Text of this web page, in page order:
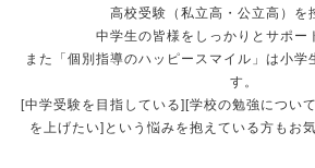
高校受験（私立高・公立高）を
中学生の皆様をしっかりとサポー
また「個別指導のハッピースマイル」は小学
す。
[中学受験を目指している][学校の勉強につい
を上げたい]という悩みを抱えている方もお